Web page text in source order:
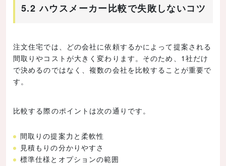
5.2 ハウスメーカー比較で失敗しないコツ
注文住宅では、どの会社に依頼するかによって提案される
間取りやコストが大きく変わります。そのため、1社だけ
で決めるのではなく、複数の会社を比較することが重要で
す。
比較する際のポイントは次の通りです。
間取りの提案力と柔軟性
見積もりの分かりやすさ
標準仕様とオプションの範囲